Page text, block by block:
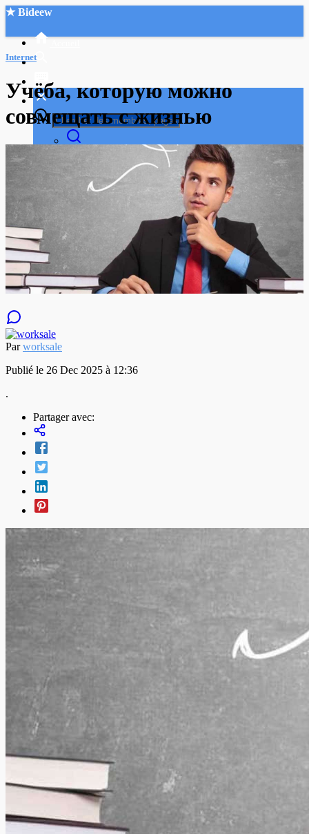
★ Bideew
Recherche Avancée
Mon compte
Connexion
Créer un compte
Internet
Учёба, которую можно
совмещать с жизнью
Parworksale
Publié le 26 Dec 2025 à 12:36
.
Partager avec: